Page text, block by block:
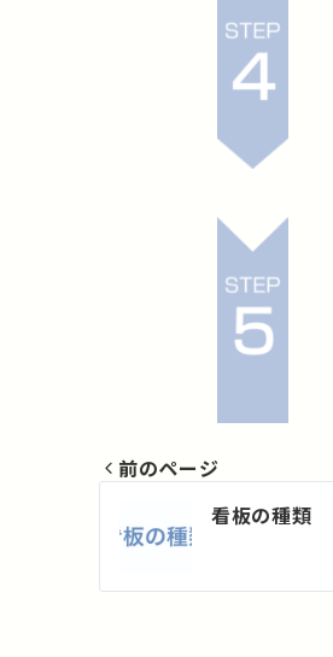
稿
前のページ
看板の種類